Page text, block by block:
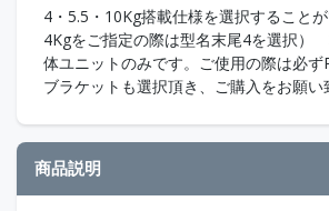
4・5.5・10Kg搭載仕様を選択すること
4Kgをご指定の際は型名末尾4を選択）
体ユニットのみです。ご使用の際は必ず
ブラケットも選択頂き、ご購入をお願い
商品説明